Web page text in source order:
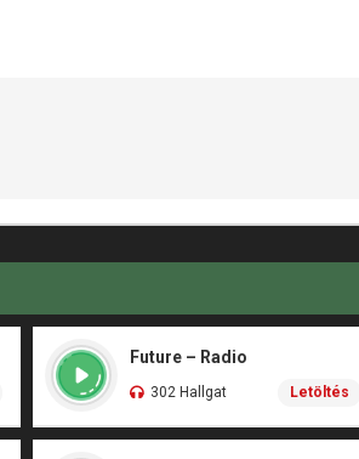
Future – Radio
302 Hallgat Letöltés